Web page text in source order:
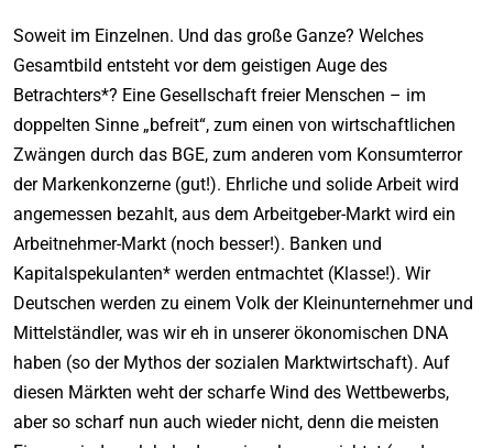
Soweit im Einzelnen. Und das große Ganze? Welches
Gesamtbild entsteht vor dem geistigen Auge des
Betrachters*? Eine Gesellschaft freier Menschen – im
doppelten Sinne „befreit“, zum einen von wirtschaftlichen
Zwängen durch das BGE, zum anderen vom Konsumterror
der Markenkonzerne (gut!). Ehrliche und solide Arbeit wird
angemessen bezahlt, aus dem Arbeitgeber-Markt wird ein
Arbeitnehmer-Markt (noch besser!). Banken und
Kapitalspekulanten* werden entmachtet (Klasse!). Wir
Deutschen werden zu einem Volk der Kleinunternehmer und
Mittelständler, was wir eh in unserer ökonomischen DNA
haben (so der Mythos der sozialen Marktwirtschaft). Auf
diesen Märkten weht der scharfe Wind des Wettbewerbs,
aber so scharf nun auch wieder nicht, denn die meisten